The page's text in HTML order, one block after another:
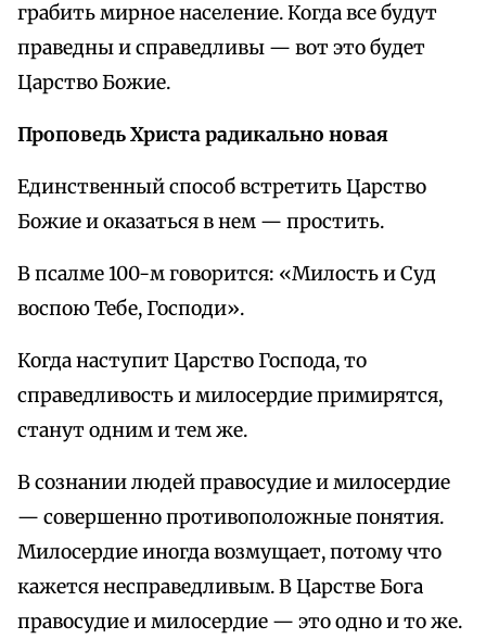
грабить мирное население. Когда все будут
праведны и справедливы — вот это будет
Царство Божие.
Проповедь Христа радикально новая
Единственный способ встретить Царство
Божие и оказаться в нем — простить.
В псалме 100-м говорится: «Милость и Суд
воспою Тебе, Господи».
Когда наступит Царство Господа, то
справедливость и милосердие примирятся,
станут одним и тем же.
В сознании людей правосудие и милосердие
— совершенно противоположные понятия.
Милосердие иногда возмущает, потому что
кажется несправедливым. В Царстве Бога
правосудие и милосердие — это одно и то же.